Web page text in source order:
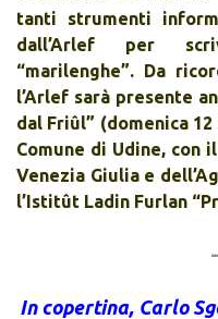
tanti strumenti
dall’Arlef per
“marilenghe”. Da
l’Arlef sarà presente
dal Friûl” (domenica
Comune di Udine, con
Venezia Giulia e
l’Istitût Ladin Furlan
In copertina, Carlo